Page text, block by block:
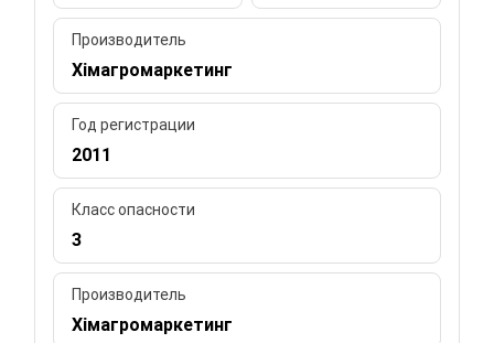
Производитель
Хімагромаркетинг
Год регистрации
2011
Класс опасности
3
Производитель
Хімагромаркетинг